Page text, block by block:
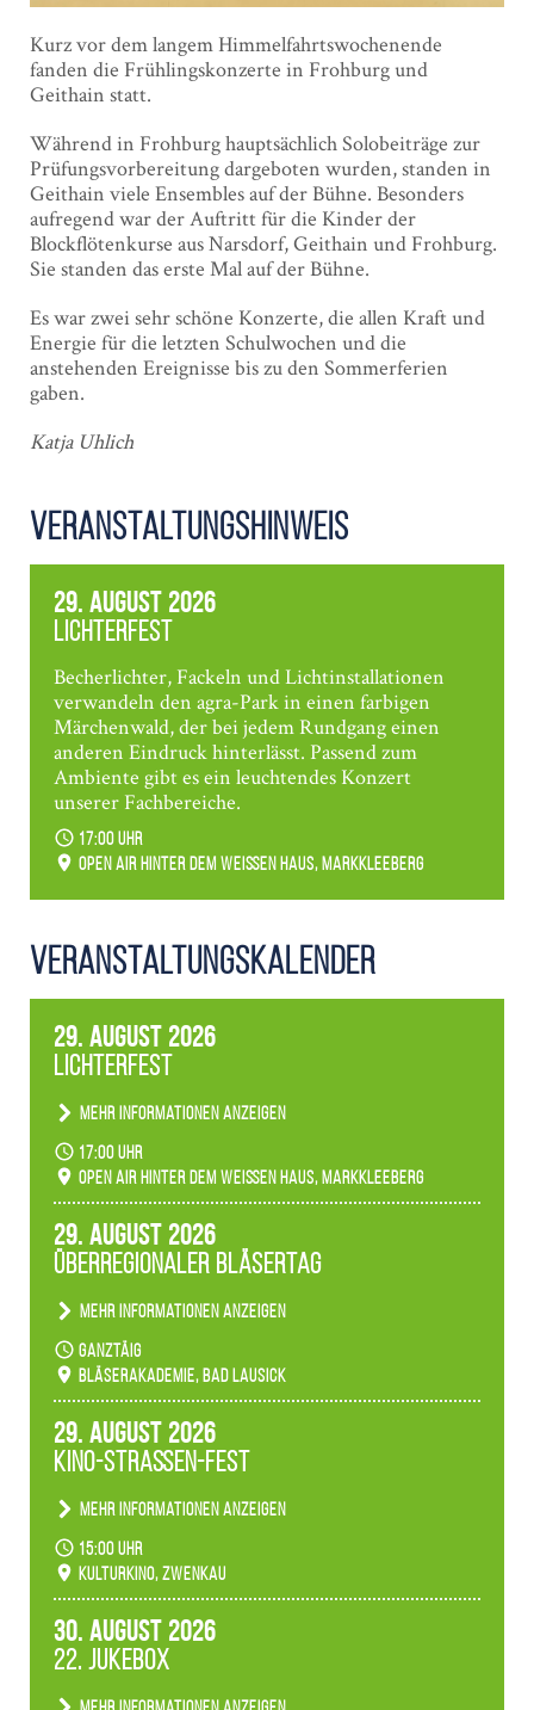
Kurz vor dem langem Himmelfahrtswochenende
fanden die Frühlingskonzerte in Frohburg und
Geithain statt.
Während in Frohburg hauptsächlich Solobeiträge zur
Prüfungsvorbereitung dargeboten wurden, standen in
Geithain viele Ensembles auf der Bühne. Besonders
aufregend war der Auftritt für die Kinder der
Blockflötenkurse aus Narsdorf, Geithain und Frohburg.
Sie standen das erste Mal auf der Bühne.
Es war zwei sehr schöne Konzerte, die allen Kraft und
Energie für die letzten Schulwochen und die
anstehenden Ereignisse bis zu den Sommerferien
gaben.
Katja Uhlich
Veranstaltungshinweis
29. August 2026
Lichterfest
Becherlichter, Fackeln und Lichtinstallationen
verwandeln den agra-Park in einen farbigen
Märchenwald, der bei jedem Rundgang einen
anderen Eindruck hinterlässt. Passend zum
Ambiente gibt es ein leuchtendes Konzert
unserer Fachbereiche.
17:00 Uhr
Open Air hinter dem weißen Haus, Markkleeberg
Veranstaltungs­kalender
29. August 2026
Lichterfest
Mehr Informationen anzeigen
Becherlichter, Fackeln und Lichtinstallationen
verwandeln den agra-Park in einen farbigen
Märchenwald, der bei jedem Rundgang einen
Ambiente gibt es ein leuchtendes Konzert
unserer Fachbereiche.
17:00 Uhr
Open Air hinter dem weißen Haus, Markkleeberg
29. August 2026
Überregionaler Bläsertag
Mehr Informationen anzeigen
Teilnahme der Bläserklassen.
ganztäig
Bläserakademie, Bad Lausick
29. August 2026
Kino-Straßen-Fest
Mehr Informationen anzeigen
Konzert unserer Zwenkauer Schüler und
Schülerinnen zum Fest des Kulturkinos.
15:00 Uhr
Kulturkino, Zwenkau
30. August 2026
22. Jukebox